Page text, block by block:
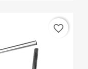
favorite_border